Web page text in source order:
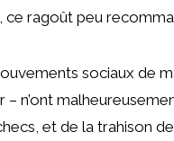
ce ragoût peu
sociaux de
– n’ont
et de la trahison